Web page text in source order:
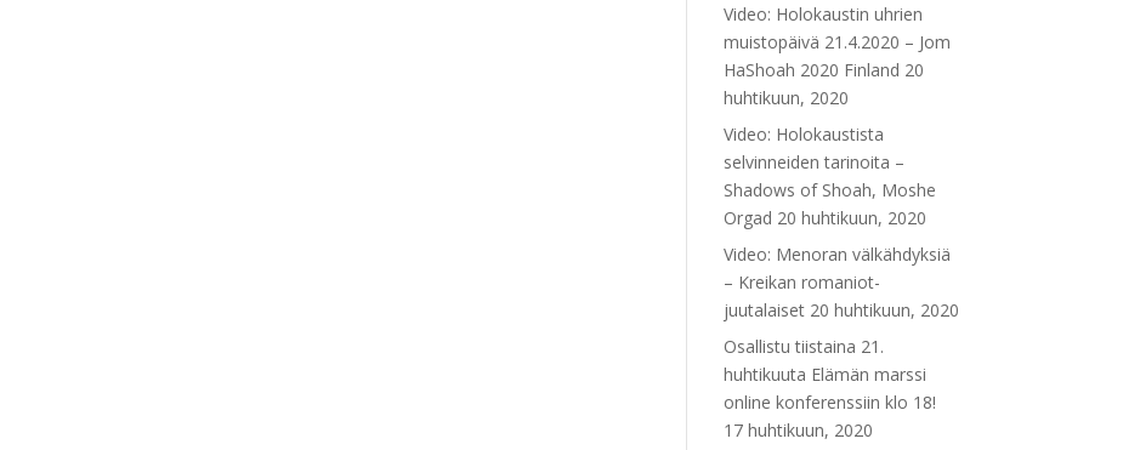
Video: Holokaustin uhrien
muistopäivä 21.4.2020 – Jom
HaShoah 2020 Finland 20
huhtikuun, 2020
Video: Holokaustista
selvinneiden tarinoita –
Shadows of Shoah, Moshe
Orgad 20 huhtikuun, 2020
Video: Menoran välkähdyksiä
– Kreikan romaniot-
juutalaiset 20 huhtikuun, 2020
Osallistu tiistaina 21.
huhtikuuta Elämän marssi
online konferenssiin klo 18!
17 huhtikuun, 2020